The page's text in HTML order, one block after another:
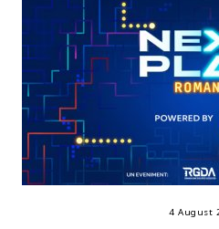
4 August